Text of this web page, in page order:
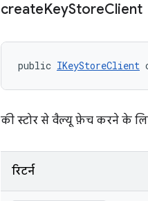
createKeyStoreClient
public IKeyStoreClient
की स्टोर से वैल्यू फ़ेच करने के
रिटर्न